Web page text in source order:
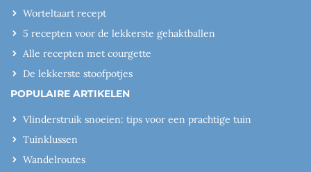
Worteltaart recept
5 recepten voor de lekkerste gehaktballen
Alle recepten met courgette
De lekkerste stoofpotjes
POPULAIRE ARTIKELEN
Vlinderstruik snoeien: tips voor een prachtige tuin
Tuinklussen
Wandelroutes